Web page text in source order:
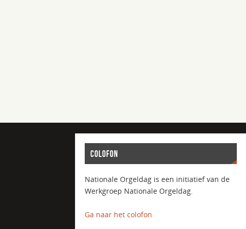
COLOFON
Nationale Orgeldag is een initiatief van de
Werkgroep Nationale Orgeldag.
Ga naar het colofon